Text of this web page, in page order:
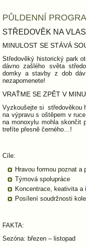
PŮLDENNÍ
STŘEDOVĚK NA
MINULOST SE STÁVÁ
Středověký historický park
dávno zašlého světa
domky a stavby z dob
nezapomenete!
VRAŤME SE ZPĚT V
Vyzkoušejte si středověkou
na výpravu s oštěpem v
na monoxylu mohla skončit
trefíte přesně černého…!
Cíle:
Hravou formou poznat
Týmová spolupráce
Koncentrace, keativita a
Posílení soudržnosti
FAKTA:
Sezóna: březen – listopad